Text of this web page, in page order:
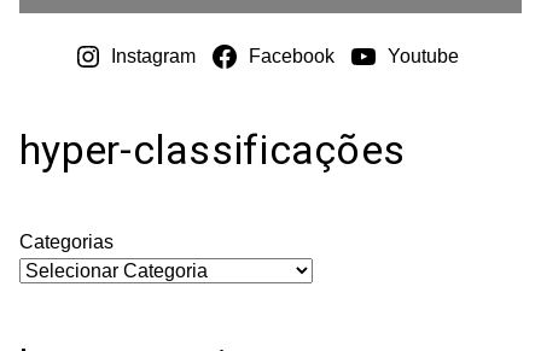
Instagram Facebook Youtube
hyper-classificações
Categorias